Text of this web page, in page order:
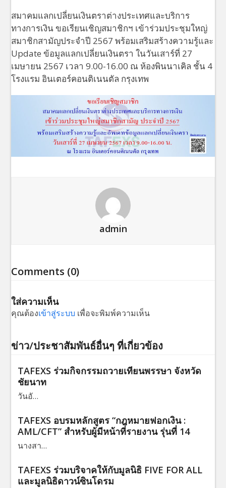
สมาคมแลกเปลี่ยนเงินตราต่างประเทศและบริการ
ทางการเงิน ขอเรียนเชิญสมาชิกฯ เข้าร่วมประชุมใหญ่
สมาชิกสามัญประจำปี 2567 พร้อมเสริมสร้างความรู้และ
Update ข้อมูลแลกเปลี่ยนเงินตรา ในวันเสาร์ที่ 27
เมษายน 2567 เวลา 9.00-16.00 ณ ห้องพินนาเคิล ชั้น 4
โรงแรม อินเตอร์คอนติเนนตัล กรุงเทพ
admin
Comments (0)
ใส่ความเห็น
คุณต้องเข้าสู่ระบบ เพื่อจะพิมพ์ความเห็น
ข่าว/ประชาสัมพันธ์อื่นๆ ที่เกี่ยวข้อง
TAFEXS ร่วมกิจกรรมถวายเทียนพรรษา จังหวัด
ชัยนาท
วันอั…
TAFEXS อบรมหลักสูตร “กฎหมายฟอกเงิน :
AML/CFT” สำหรับผู้มีหน้าที่รายงาน รุ่นที่ 14
นางสา…
TAFEXS ร่วมบริจาคให้กับมูลนิธิ FIVE FOR ALL
และมูลนิธิดาวน์ซินโดรม